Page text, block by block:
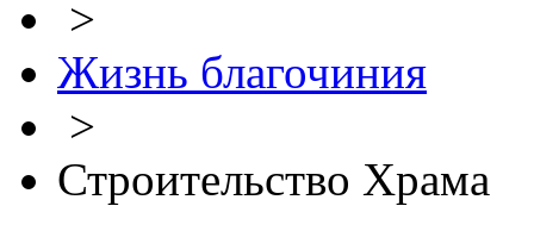
>
Жизнь благочиния
>
Строительство Храма